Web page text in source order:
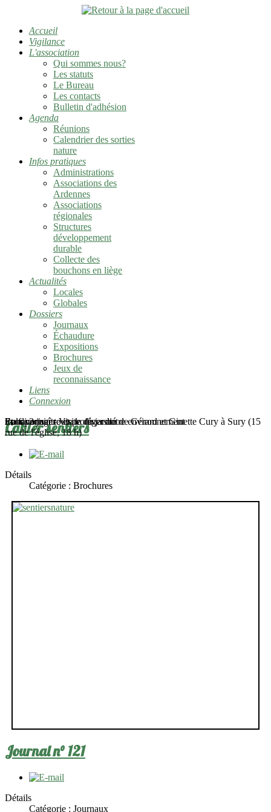
Accueil
Vigilance
L'association
Qui sommes nous?
Les statuts
Le Bureau
Les contacts
Bulletin d'adhésion
Agenda
Réunions
Calendrier des sorties
nature
Infos pratiques
Administrations
Associations des
Ardennes
Associations
régionales
Structures
développement
durable
Collecte des
bouchons en liège
Actualités
Locales
Globales
Dossiers
Journaux
Échaudure
Expositions
Brochures
Jeux de
reconnaissance
Liens
Connexion
mardi 2 juin - Visite du jardin de Gérard et Ginette Cury à Sury (15
rue de l'église, 18 h)
Pour connaître et protéger notre environnement
En favoriser toute la diversité
Et la partager
Cahier sentiers
Détails
Catégorie : Brochures
Journal n° 121
Détails
Catégorie : Journaux